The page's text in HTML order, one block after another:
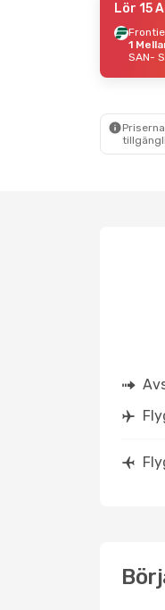
- Tis 1 Sep.
Direkt
Alaska Airlines
Lör 15
1
SAN-